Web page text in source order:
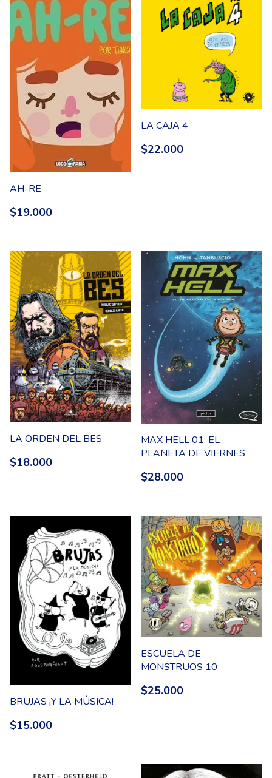
AH-RE
$19.000
LA CAJA 4
$22.000
LA ORDEN DEL BES
$18.000
MAX HELL 01: EL
PLANETA DE VIERNES
$28.000
BRUJAS ¡Y LA MÚSICA!
$15.000
ESCUELA DE
MONSTRUOS 10
$25.000